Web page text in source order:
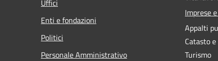
Uffici
Enti e fondazioni
Politici
Personale Amministrativo
Imprese
Appalti
Catasto
Turismo